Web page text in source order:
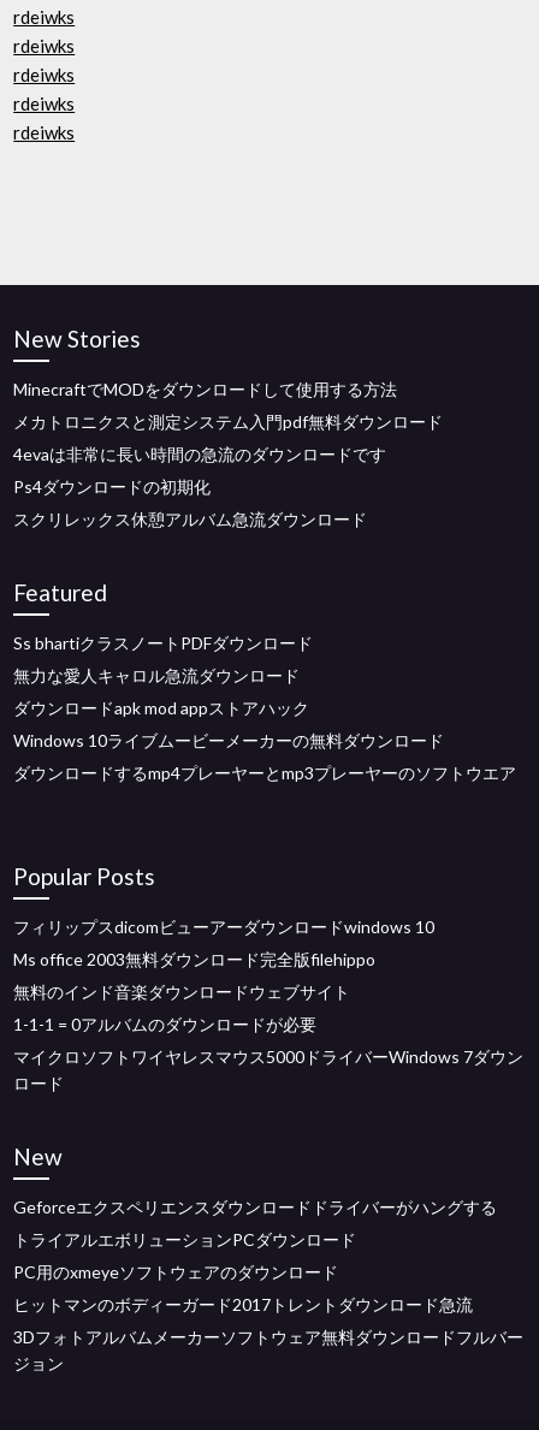
rdeiwks
rdeiwks
rdeiwks
rdeiwks
rdeiwks
New Stories
MinecraftでMODをダウンロードして使用する方法
メカトロニクスと測定システム入門pdf無料ダウンロード
4evaは非常に長い時間の急流のダウンロードです
Ps4ダウンロードの初期化
スクリレックス休憩アルバム急流ダウンロード
Featured
Ss bhartiクラスノートPDFダウンロード
無力な愛人キャロル急流ダウンロード
ダウンロードapk mod appストアハック
Windows 10ライブムービーメーカーの無料ダウンロード
ダウンロードするmp4プレーヤーとmp3プレーヤーのソフトウエア
Popular Posts
フィリップスdicomビューアーダウンロードwindows 10
Ms office 2003無料ダウンロード完全版filehippo
無料のインド音楽ダウンロードウェブサイト
1-1-1 = 0アルバムのダウンロードが必要
マイクロソフトワイヤレスマウス5000ドライバーWindows 7ダウン
ロード
New
Geforceエクスペリエンスダウンロードドライバーがハングする
トライアルエボリューションPCダウンロード
PC用のxmeyeソフトウェアのダウンロード
ヒットマンのボディーガード2017トレントダウンロード急流
3Dフォトアルバムメーカーソフトウェア無料ダウンロードフルバー
ジョン